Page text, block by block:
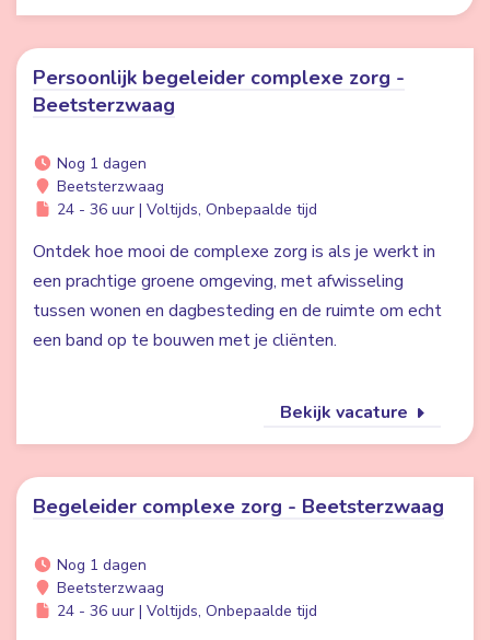
Persoonlijk begeleider complexe zorg -
Beetsterzwaag
Nog 1 dagen
Beetsterzwaag
24 - 36 uur | Voltijds, Onbepaalde tijd
Ontdek hoe mooi de complexe zorg is als je werkt in
een prachtige groene omgeving, met afwisseling
tussen wonen en dagbesteding en de ruimte om echt
een band op te bouwen met je cliënten.
Bekijk vacature
Begeleider complexe zorg - Beetsterzwaag
Nog 1 dagen
Beetsterzwaag
24 - 36 uur | Voltijds, Onbepaalde tijd